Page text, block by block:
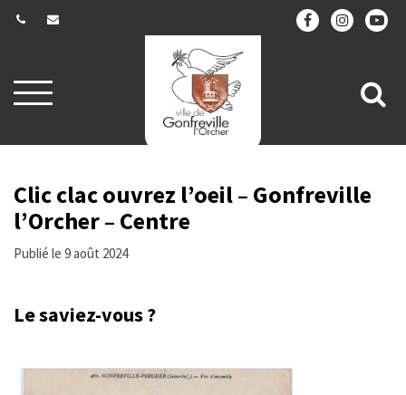
Aller
à
navigation
à
Clic clac ouvrez l’oeil – Gonfreville
l’Orcher – Centre
Publié le 9 août 2024
Le saviez-vous ?